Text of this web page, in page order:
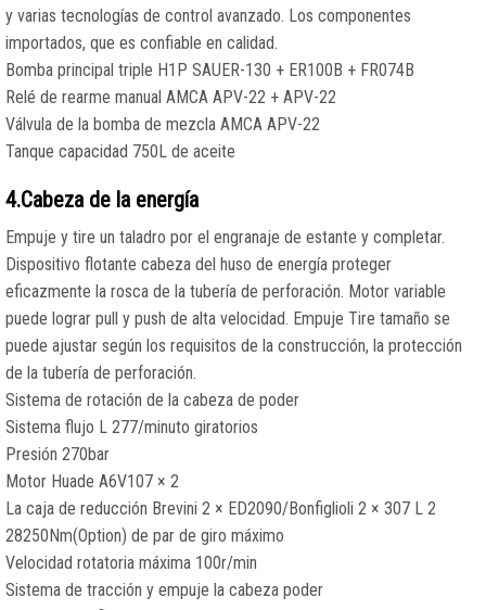
y varias tecnologías de control avanzado. Los componentes
importados, que es confiable en calidad.
Bomba principal triple H1P SAUER-130 + ER100B + FR074B
Relé de rearme manual AMCA APV-22 + APV-22
Válvula de la bomba de mezcla AMCA APV-22
Tanque capacidad 750L de aceite
4.Cabeza de la energía
Empuje y tire un taladro por el engranaje de estante y completar.
Dispositivo flotante cabeza del huso de energía proteger
eficazmente la rosca de la tubería de perforación. Motor variable
puede lograr pull y push de alta velocidad. Empuje Tire tamaño se
puede ajustar según los requisitos de la construcción, la protección
de la tubería de perforación.
Sistema de rotación de la cabeza de poder
Sistema flujo L 277/minuto giratorios
Presión 270bar
Motor Huade A6V107 × 2
La caja de reducción Brevini 2 × ED2090/Bonfiglioli 2 × 307 L 2
28250Nm(Option) de par de giro máximo
Velocidad rotatoria máxima 100r/min
Sistema de tracción y empuje la cabeza poder